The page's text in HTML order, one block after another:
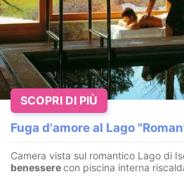
Fuga d'amore al Lago
Camera vista sul romantico Lago di
benesserecon piscina interna
SCOPRI DI PIÙ